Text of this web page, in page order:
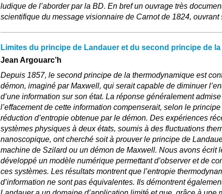
ludique de l’aborder par la BD. En bref un ouvrage très
scientifique du message visionnaire de Carnot de 1824, ouvrant
Limites du principe de Landauer et du second principe de
Jean Argouarc’h
Depuis 1857, le second principe de la thermodynamique est
démon, imaginé par Maxwell, qui serait capable de diminuer
d’une information sur son état. La réponse généralement
l’effacement de cette information compenserait, selon le
réduction d’entropie obtenue par le démon. Des expériences
systèmes physiques à deux états, soumis à des fluctuations
nanoscopique, ont cherché soit à prouver le principe de
machine de Szilard ou un démon de Maxwell. Nous avons écrit
développé un modèle numérique permettant d’observer et de
ces systèmes. Les résultats montrent que l’entropie
d’information ne sont pas équivalentes. Ils démontrent